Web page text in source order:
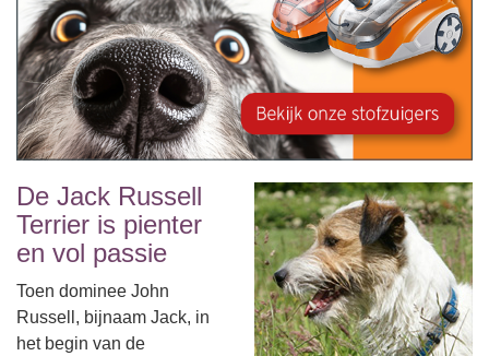
De Jack Russell
Terrier is pienter
en vol passie
Toen dominee John
Russell, bijnaam Jack, in
het begin van de